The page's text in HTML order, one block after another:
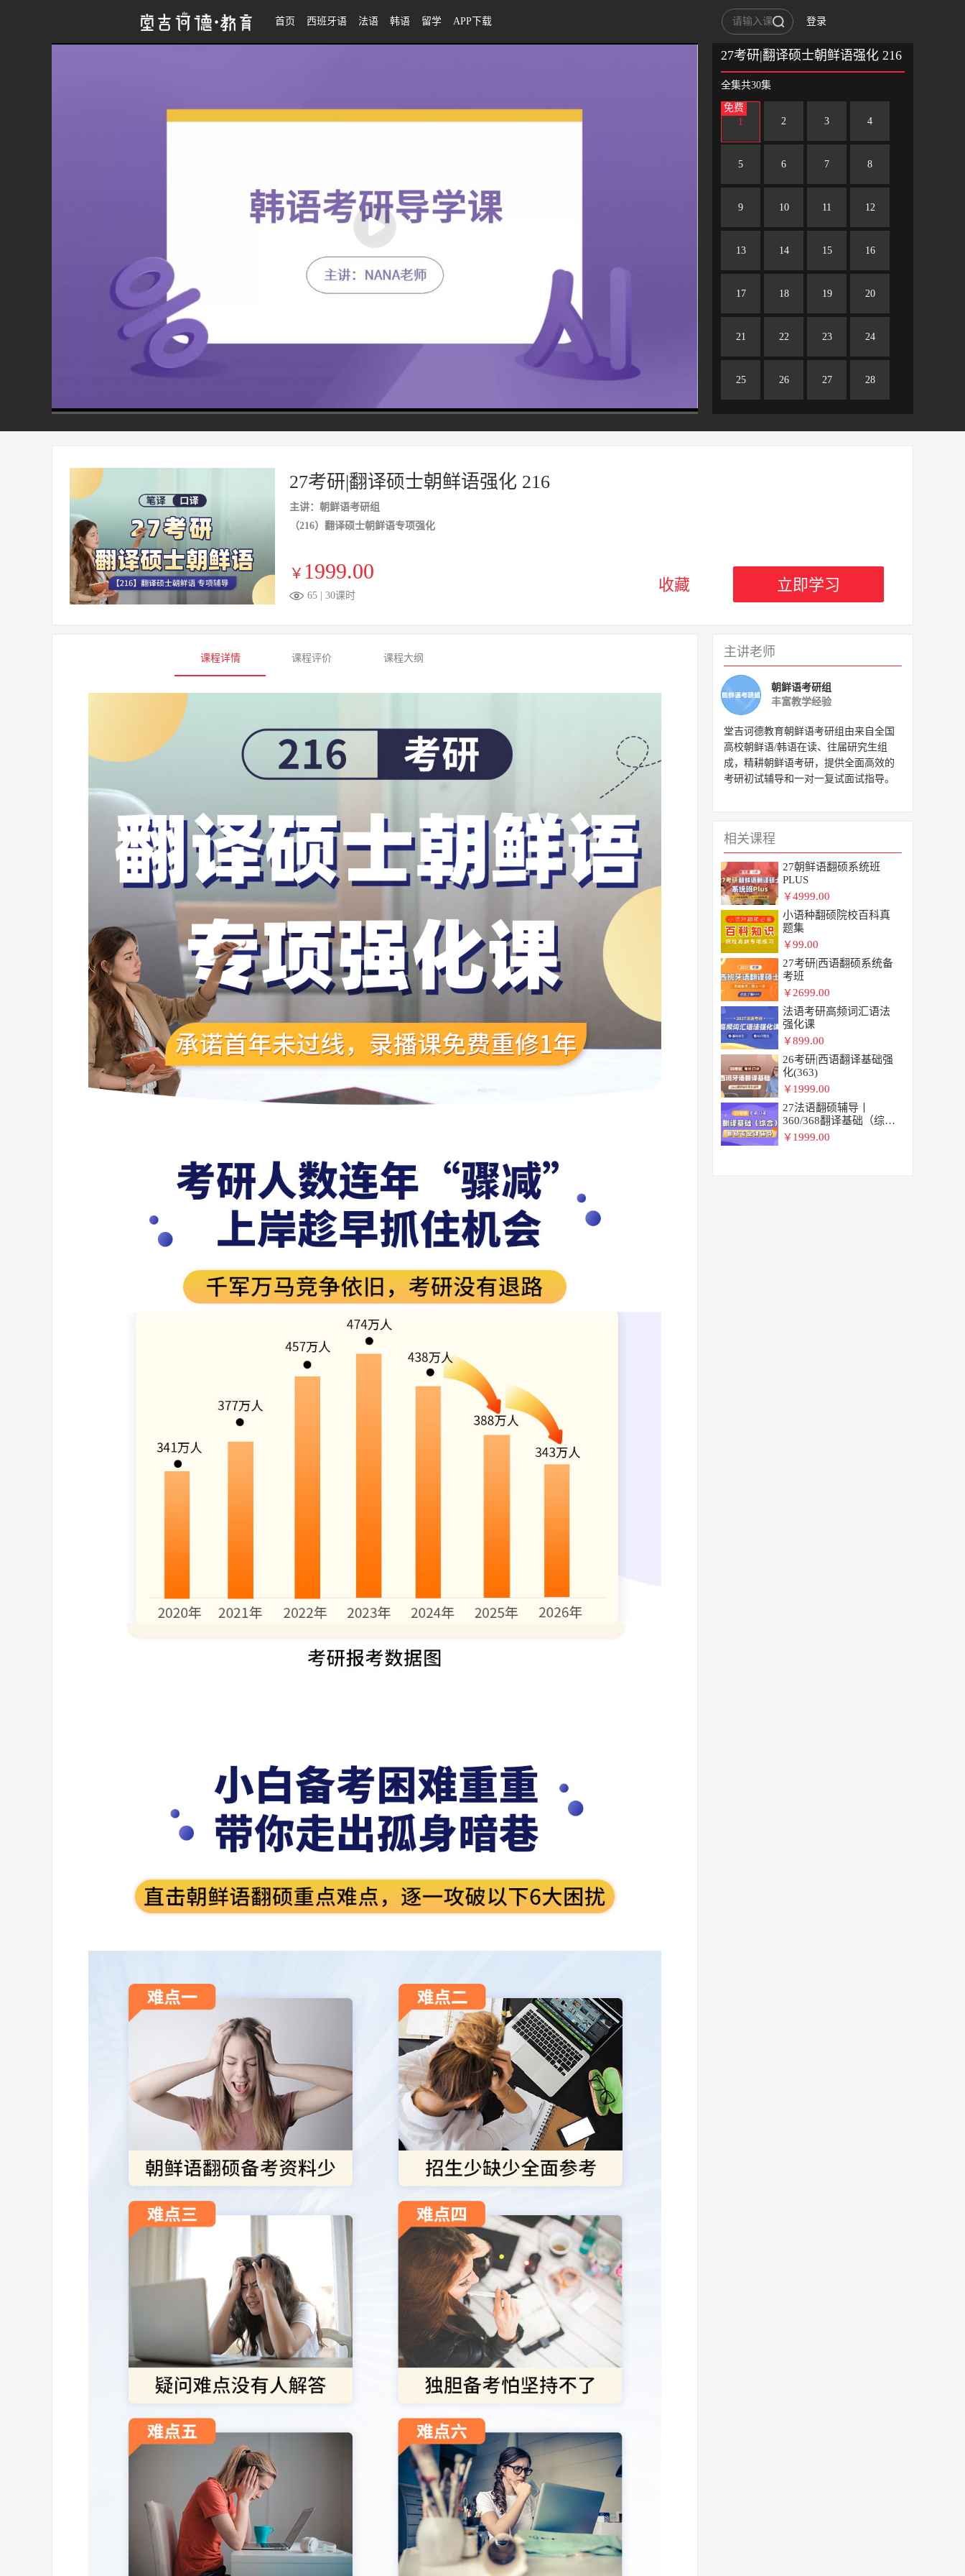
首页 西班牙语 法语 韩语 留学 APP下载 登录
27考研|翻译硕士朝鲜语强化 216
00:00 / 14:30 高清 1x
27考研|翻译硕士朝鲜语强化 216
全集共30集
免费
1
2 3 4
5 6 7 8
9 10 11 12
13 14 15 16
17 18 19 20
21 22 23 24
25 26 27 28
27考研|翻译硕士朝鲜语强化 216
主讲：朝鲜语考研组
（216）翻译硕士朝鲜语专项强化
￥ 1999.00
65 | 30课时
收藏 立即学习
课程详情 课程评价 课程大纲 主讲老师
朝鲜语考研组
丰富教学经验
堂吉诃德教育朝鲜语考研组由来自全国
高校朝鲜语/韩语在读、往届研究生组
成，精耕朝鲜语考研，提供全面高效的
考研初试辅导和一对一复试面试指导。
相关课程
27朝鲜语翻硕系统班
PLUS
￥4999.00
小语种翻硕院校百科真
题集
￥99.00
27考研|西语翻硕系统备
考班
￥ 2699.00
法语考研高频词汇语法
强化课
￥899.00
26考研|西语翻译基础强
化(363)
￥ 1999.00
27法语翻硕辅导丨
360/368翻译基础（综
合)
￥ 1999.00